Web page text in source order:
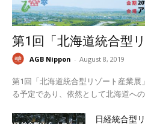
第1回「北海道統合型
AGB Nippon - August 8, 2019
第1回「北海道統合型リゾート産業
る予定であり、依然として北海道へ
日経統合型